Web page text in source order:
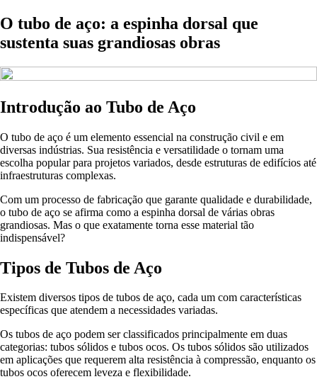
O tubo de aço: a espinha dorsal que
sustenta suas grandiosas obras
Introdução ao Tubo de Aço
O tubo de aço é um elemento essencial na construção civil e em
diversas indústrias. Sua resistência e versatilidade o tornam uma
escolha popular para projetos variados, desde estruturas de edifícios até
infraestruturas complexas.
Com um processo de fabricação que garante qualidade e durabilidade,
o tubo de aço se afirma como a espinha dorsal de várias obras
grandiosas. Mas o que exatamente torna esse material tão
indispensável?
Tipos de Tubos de Aço
Existem diversos tipos de tubos de aço, cada um com características
específicas que atendem a necessidades variadas.
Os tubos de aço podem ser classificados principalmente em duas
categorias: tubos sólidos e tubos ocos. Os tubos sólidos são utilizados
em aplicações que requerem alta resistência à compressão, enquanto os
tubos ocos oferecem leveza e flexibilidade.